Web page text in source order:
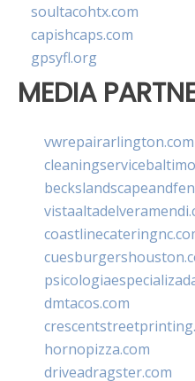
soultacohtx.com
capishcaps.com
gpsyfl.org
MEDIA
vwrepairarlington.com
dmtacos.com
hornopizza.com
driveadragster.com